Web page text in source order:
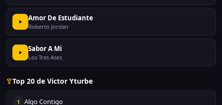
Amor De Estudiante
Roberto Jordan
Sabor A Mi
Los Tres Ases
Top 20 de Victor Yturbe
1 Algo Contigo